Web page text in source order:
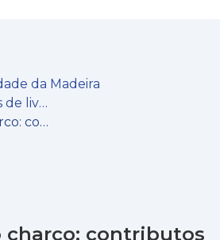
da Madeira
Livros e capítulos de livros
Pedradas no charco: contributos para a rotura do processo pedagógico
charco: contributos